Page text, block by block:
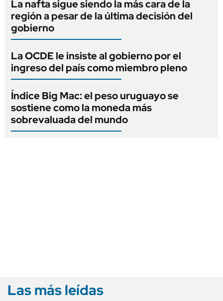
La nafta sigue siendo la más cara de la
región a pesar de la última decisión del
gobierno
La OCDE le insiste al gobierno por el
ingreso del país como miembro pleno
Índice Big Mac: el peso uruguayo se
sostiene como la moneda más
sobrevaluada del mundo
Las más leídas